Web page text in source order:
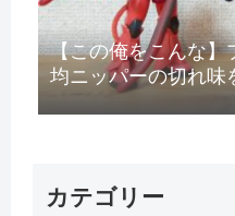
【この俺をこんな】
均ニッパーの切れ味
カテゴリー